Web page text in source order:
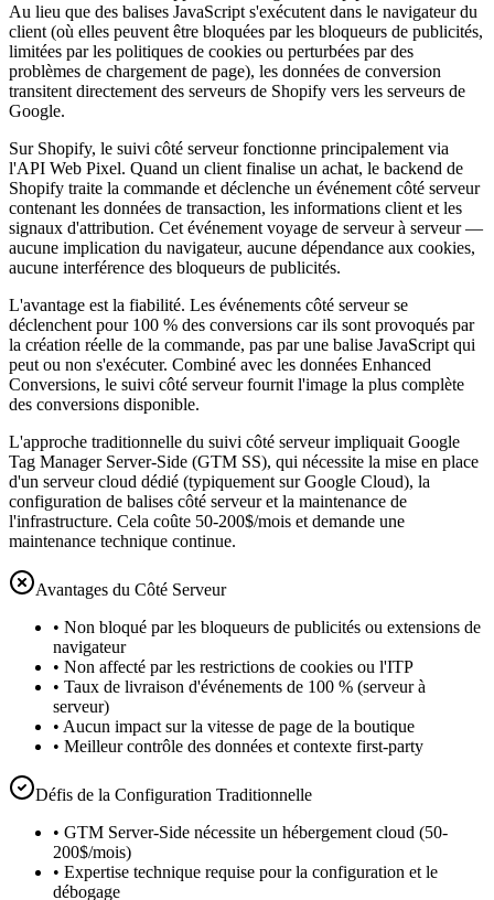
Au lieu que des balises JavaScript s'exécutent dans le navigateur du
client (où elles peuvent être bloquées par les bloqueurs de publicités,
limitées par les politiques de cookies ou perturbées par des
problèmes de chargement de page), les données de conversion
transitent directement des serveurs de Shopify vers les serveurs de
Google.
Sur Shopify, le suivi côté serveur fonctionne principalement via
l'API Web Pixel. Quand un client finalise un achat, le backend de
Shopify traite la commande et déclenche un événement côté serveur
contenant les données de transaction, les informations client et les
signaux d'attribution. Cet événement voyage de serveur à serveur —
aucune implication du navigateur, aucune dépendance aux cookies,
aucune interférence des bloqueurs de publicités.
L'avantage est la fiabilité. Les événements côté serveur se
déclenchent pour 100 % des conversions car ils sont provoqués par
la création réelle de la commande, pas par une balise JavaScript qui
peut ou non s'exécuter. Combiné avec les données Enhanced
Conversions, le suivi côté serveur fournit l'image la plus complète
des conversions disponible.
L'approche traditionnelle du suivi côté serveur impliquait Google
Tag Manager Server-Side (GTM SS), qui nécessite la mise en place
d'un serveur cloud dédié (typiquement sur Google Cloud), la
configuration de balises côté serveur et la maintenance de
l'infrastructure. Cela coûte 50-200$/mois et demande une
maintenance technique continue.
Avantages du Côté Serveur
• Non bloqué par les bloqueurs de publicités ou extensions de
navigateur
• Non affecté par les restrictions de cookies ou l'ITP
• Taux de livraison d'événements de 100 % (serveur à
serveur)
• Aucun impact sur la vitesse de page de la boutique
• Meilleur contrôle des données et contexte first-party
Défis de la Configuration Traditionnelle
• GTM Server-Side nécessite un hébergement cloud (50-
200$/mois)
• Expertise technique requise pour la configuration et le
débogage